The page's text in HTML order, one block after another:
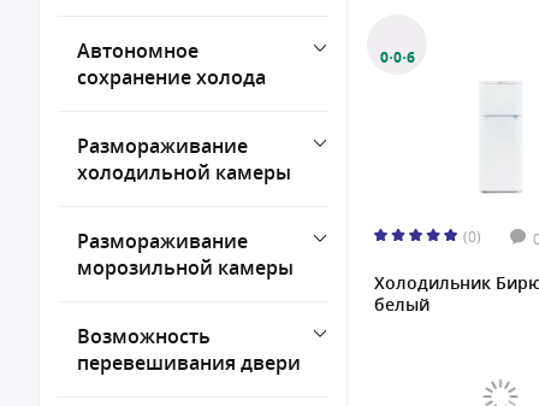
Автономное
сохранение холода
Размораживание
холодильной камеры
Размораживание
морозильной камеры
Возможность
перевешивания двери
0·0·6
(0) 0
Холодильник
белый